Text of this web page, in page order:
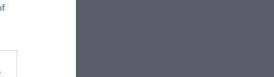
..."
di Str..."